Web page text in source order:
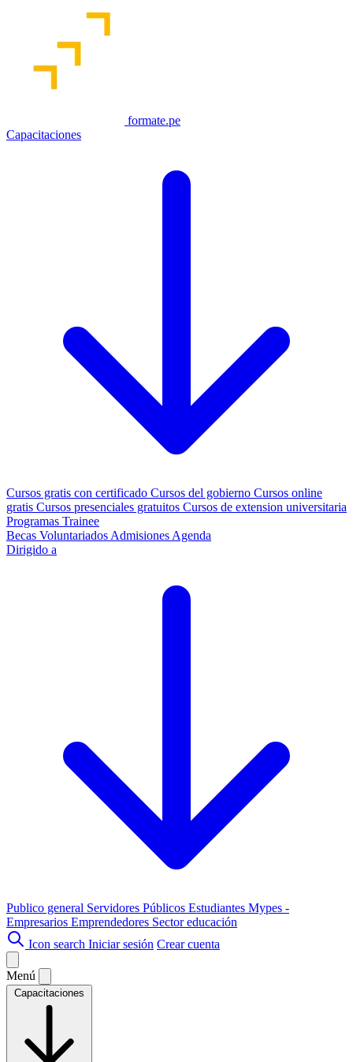
formate.pe
Capacitaciones
Cursos gratis con certificado Cursos del gobierno Cursos online
gratis Cursos presenciales gratuitos Cursos de extension universitaria
Programas Trainee
Becas Voluntariados Admisiones Agenda
Dirigido a
Publico general Servidores Públicos Estudiantes Mypes -
Empresarios Emprendedores Sector educación
Icon search Iniciar sesión Crear cuenta
Menú
Capacitaciones